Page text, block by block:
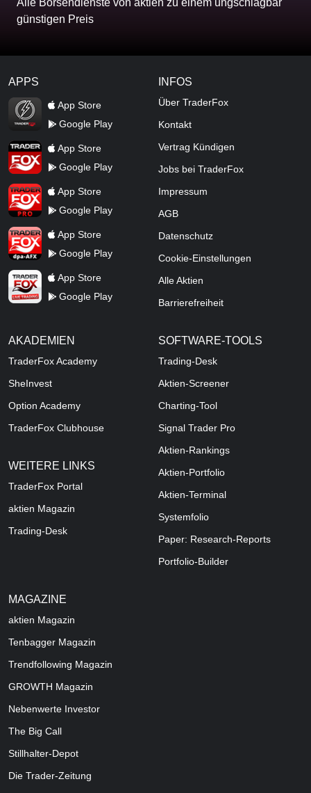
günstigen Preis
APPS
TraderFox Flash
App Store
Google Play
TraderFox AppApp Store
Google Play
TraderFox ProApp Store
Google Play
TraderFox dpa-AFX ProFeed
App Store
Google Play
TraderFox Live Trading
App Store
Google Play
INFOS
Über TraderFox
Kontakt
Vertrag Kündigen
Jobs bei TraderFox
Impressum
AGB
Datenschutz
Cookie-Einstellungen
Alle Aktien
Barrierefreiheit
AKADEMIEN
TraderFox Academy
SheInvest
Option Academy
TraderFox Clubhouse
WEITERE LINKS
TraderFox Portal
aktien Magazin
Trading-Desk
SOFTWARE-TOOLS
Trading-Desk
Aktien-Screener
Charting-Tool
Signal Trader Pro
Aktien-Rankings
Aktien-Portfolio
Aktien-Terminal
Systemfolio
Paper: Research-Reports
Portfolio-Builder
MAGAZINE
aktien Magazin
Tenbagger Magazin
Trendfollowing Magazin
GROWTH Magazin
Nebenwerte Investor
The Big Call
Stillhalter-Depot
Die Trader-Zeitung